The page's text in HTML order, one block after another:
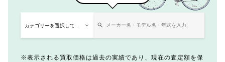
表示される買取価格は過去の実績であり、現在の査定額を保